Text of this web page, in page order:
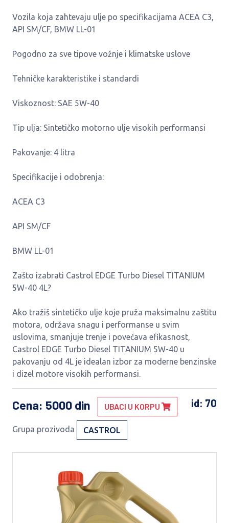
Vozila koja zahtevaju ulje po specifikacijama ACEA C3,
API SM/CF, BMW LL-01
Pogodno za sve tipove vožnje i klimatske uslove
Tehničke karakteristike i standardi
Viskoznost: SAE 5W-40
Tip ulja: Sintetičko motorno ulje visokih performansi
Pakovanje: 4 litra
Specifikacije i odobrenja:
ACEA C3
API SM/CF
BMW LL-01
Zašto izabrati Castrol EDGE Turbo Diesel TITANIUM
5W-40 4L?
Ako tražiš sintetičko ulje koje pruža maksimalnu zaštitu
motora, održava snagu i performanse u svim
uslovima, smanjuje trenje i povećava efikasnost,
Castrol EDGE Turbo Diesel TITANIUM 5W-40 u
pakovanju od 4L je idealan izbor za moderne benzinske
i dizel motore visokih performansi.
Cena: 5000 din id: 70
UBACI U KORPU
Grupa prozivoda CASTROL